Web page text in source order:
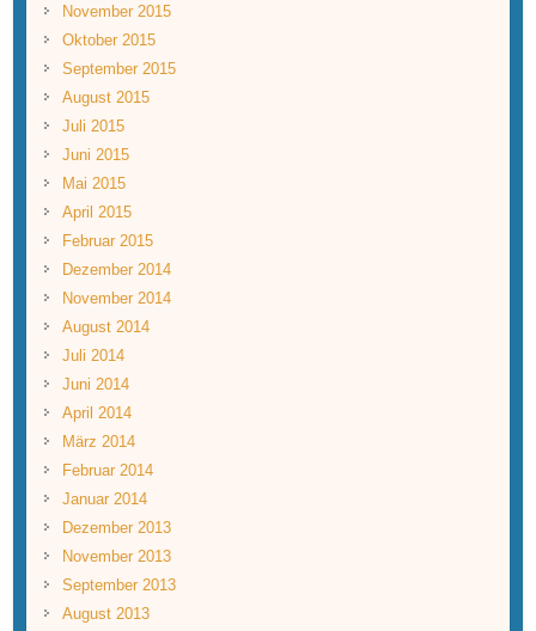
November 2015
Oktober 2015
September 2015
August 2015
Juli 2015
Juni 2015
Mai 2015
April 2015
Februar 2015
Dezember 2014
November 2014
August 2014
Juli 2014
Juni 2014
April 2014
März 2014
Februar 2014
Januar 2014
Dezember 2013
November 2013
September 2013
August 2013